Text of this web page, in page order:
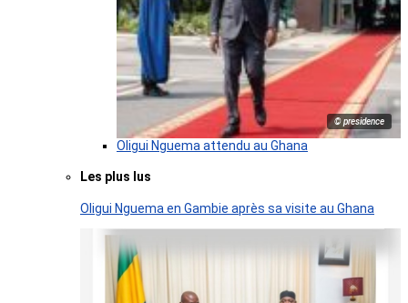
© presidence
Oligui Nguema attendu au Ghana
Les plus lus
Oligui Nguema en Gambie après sa visite au Ghana